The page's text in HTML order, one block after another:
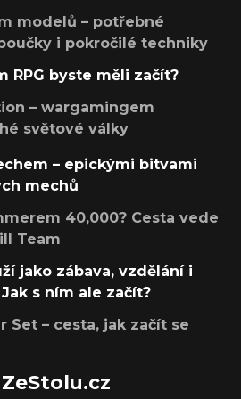
modelů – potřebné
i pokročilé techniky
RPG byste měli začít?
– wargamingem
světové války
– epickými bitvami
mechů
40,000? Cesta vede
Team
jako zábava, vzdělání i
s ním ale začít?
Set – cesta, jak začít se